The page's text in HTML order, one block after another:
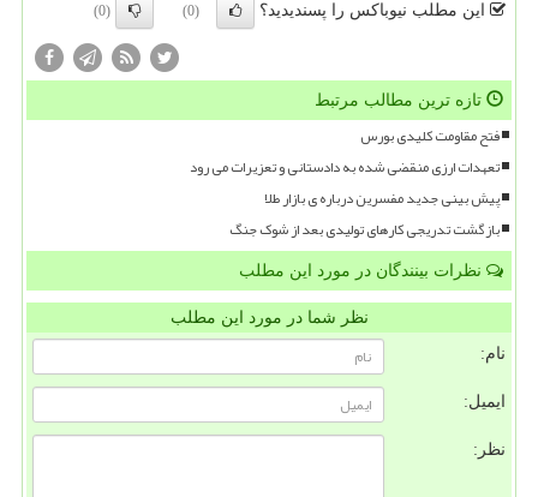
این مطلب نیوباکس را پسندیدید؟ (0)
(0)
تازه ترین مطالب مرتبط
فتح مقاومت کلیدی بورس
تعهدات ارزی منقضی شده به دادستانی و تعزیرات می رود
پیش بینی جدید مفسرین درباره ی بازار طلا
بازگشت تدریجی کارهای تولیدی بعد از شوک جنگ
نظرات بینندگان در مورد این مطلب
نظر شما در مورد این مطلب
نام:
ایمیل:
نظر: